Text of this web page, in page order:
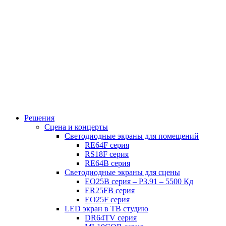
Решения
Сцена и концерты
Светодиодные экраны для помещений
RE64F серия
RS18F серия
RE64B серия
Светодиодные экраны для сцены
EO25B серия – P3.91 – 5500 Кд
ER25FB серия
EO25F серия
LED экран в ТВ студию
DR64TV серия